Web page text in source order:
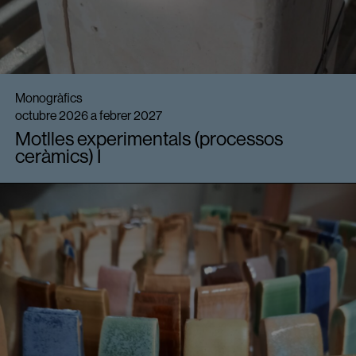
Monogràfics
octubre 2026 a febrer 2027
Motlles experimentals (processos
ceràmics) I